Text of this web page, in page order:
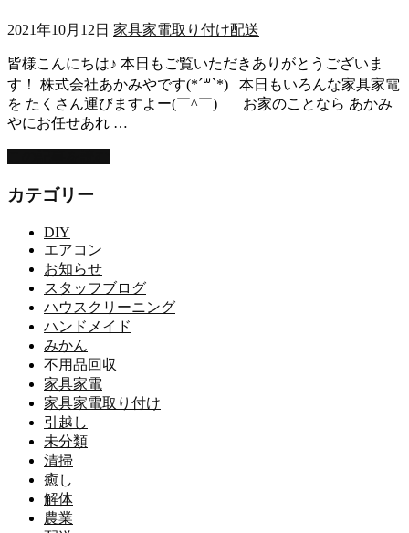
2021年10月12日 家具家電取り付け配送
皆様こんにちは♪ 本日もご覧いただきありがとうございま
す！ 株式会社あかみやです(*´꒳`*) 本日もいろんな家具家電
を たくさん運びますよー(￣^￣)ゞ お家のことなら あかみ
やにお任せあれ …
カテゴリー
DIY
エアコン
お知らせ
スタッフブログ
ハウスクリーニング
ハンドメイド
みかん
不用品回収
家具家電
家具家電取り付け
引越し
未分類
清掃
癒し
解体
農業